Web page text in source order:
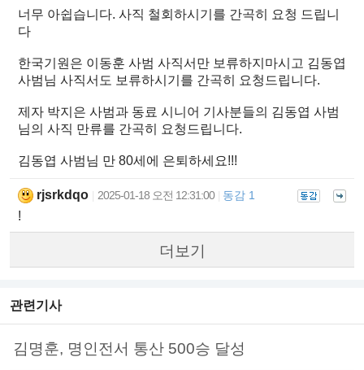
너무 아쉽습니다. 사직 철회하시기를 간곡히 요청 드립니
다
한국기원은 이동훈 사범 사직서만 보류하지마시고 김동엽
사범님 사직서도 보류하시기를 간곡히 요청드립니다.
제자 박지은 사범과 동료 시니어 기사분들의 김동엽 사범
님의 사직 만류를 간곡히 요청드립니다.
김동엽 사범님 만 80세에 은퇴하세요!!!
rjsrkdqo 2025-01-18 오전 12:31:00 동감 1
!
더보기
관련기사
김명훈, 명인전서 통산 500승 달성